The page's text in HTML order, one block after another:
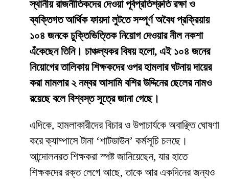
স্থানীয় রাজনীতিকদের দেওয়া পূর্বপ্রতিশ্রুতি রক্ষা ও
ব্যক্তিগত আর্থিক ফায়দা লুটতে সম্পূর্ণ অবৈধ প্রক্রিয়ায়
১০৪ জনকে চুক্তিভিত্তিক নিয়োগ দেওয়ার নীল নকশা
এঁকেছেন তিনি। চাঞ্চল্যকর বিষয় হলো, এই ১০৪ জনের
নিয়োগের তালিকায় শিক্ষকদের ওপর হামলার ঘটনায় দায়ের
করা মামলার ২ নম্বর আসামি বশির উদ্দিনের ছেলের নামও
রয়েছে বলে বিশ্বস্ত সূত্রে জানা গেছে।
​এদিকে, হামলাকারীদের বিচার ও উপাচার্যকে অবাঞ্ছিত ঘোষণা
করে ক্যাম্পাসে টানা ‘শাটডাউন’ কর্মসূচি চলছে।
আন্দোলনরত শিক্ষকরা স্পষ্ট জানিয়েছেন, যার হাতে
শিক্ষকদের রক্ত লেগে আছে, তাকে আর একদিনের জন্যও